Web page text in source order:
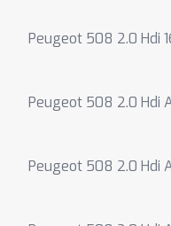
Peugeot 508 2.0 Hdi
Peugeot 508 2.0 Hdi
Peugeot 508 2.0 Hdi